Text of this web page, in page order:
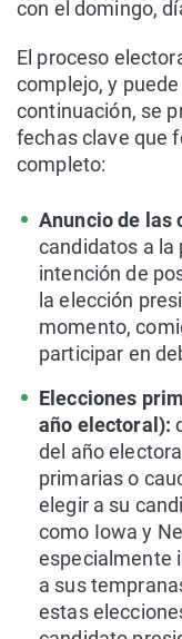
con el domingo,
El proceso
complejo, y
continuación, se
fechas clave que
completo:
Anuncio de las
candidatos a la
intención de
la elección
momento,
participar en
Elecciones
año electoral):
del año
primarias o
elegir a su
como Iowa y
especialmente
a sus
estas